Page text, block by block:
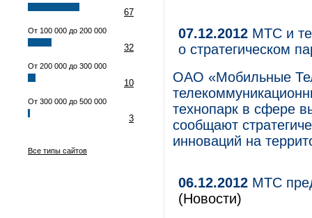
67
От 100 000 до 200 000
32
От 200 000 до 300 000
10
От 300 000 до 500 000
3
Все типы сайтов
07.12.2012 МТС и
о стратегическом
ОАО «Мобильные
технопарк в сфере
сообщают
инноваций на
06.12.2012 МТС
(Новости)